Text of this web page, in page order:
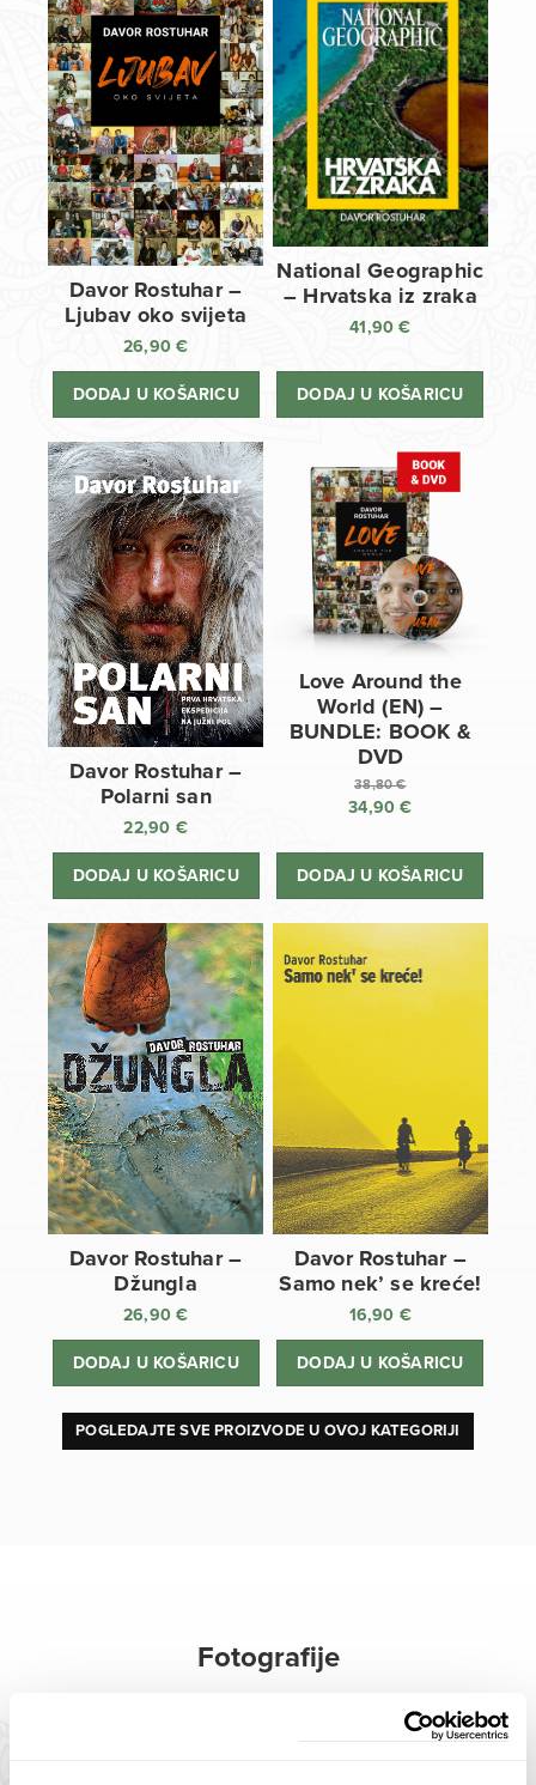
Davor Rostuhar –
Ljubav oko svijeta
26,90€
DODAJ U KOŠARICU
National Geographic
– Hrvatska iz zraka
41,90€
DODAJ U KOŠARICU
Davor Rostuhar –
Polarni san
22,90 €
DODAJ U KOŠARICU
Love Around the
World (EN) –
BUNDLE: BOOK &
DVD
38,80€
Izvorna
bila
34,90€
cijena
DODAJ U KOŠARICU
Davor Rostuhar –
Džungla
26,90€
DODAJ U KOŠARICU
Davor Rostuhar –
Samo nek’ se kreće!
16,90 €
DODAJ U KOŠARICU
POGLEDAJTE SVE PROIZVODE U OVOJ KATEGORIJI
Fotografije